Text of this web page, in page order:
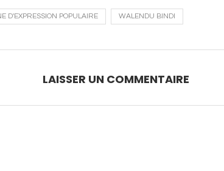
D'EXPRESSION POPULAIRE WALENDU BINDI
LAISSER UN COMMENTAIRE